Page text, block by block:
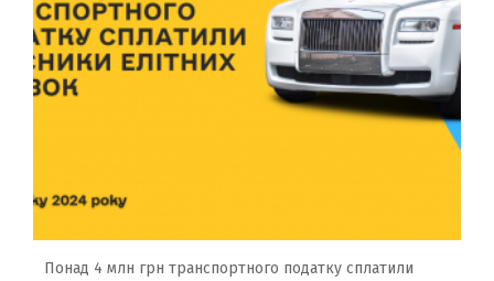
Понад 4 млн грн транспортного податку сплатили